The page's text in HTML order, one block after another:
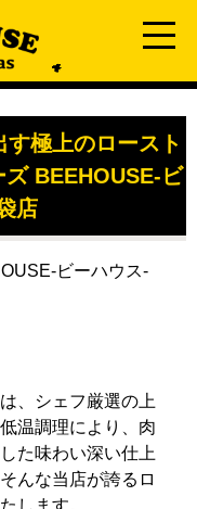
極上のロースト
BEEHOUSE-ビ
店
ビーハウス-
、シェフ厳選の上
温調理により、肉
た味わい深い仕上
んな当店が誇るロ
します。